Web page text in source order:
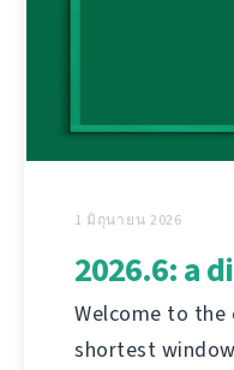
1 มิถุนายน 2026
2026.6: a
Welcome to
shortest